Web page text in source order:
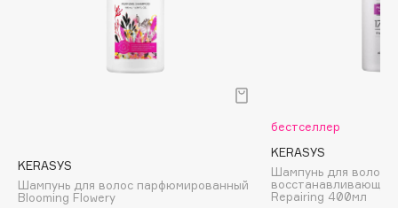
Beauty Bomb
KERASYS
Шампунь для волос парфюмированный
Blooming Flowery
бестселлер
KERASYS
Шампунь для волос
восстанавливающий
Repairing 400мл